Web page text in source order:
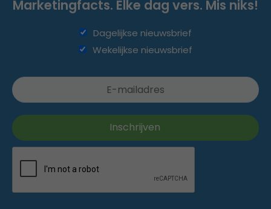
Marketingfacts. Elke dag vers. Mis niks!
Dagelijkse nieuwsbrief
Wekelijkse nieuwsbrief